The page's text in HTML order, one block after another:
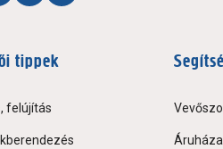
tippek
felújítás